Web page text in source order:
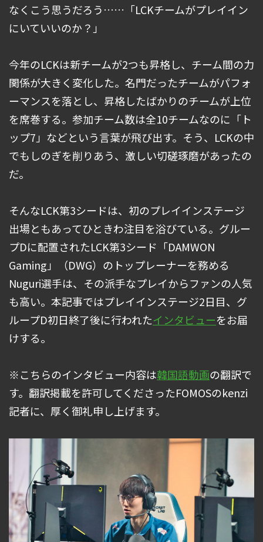
なくこう思うだろう……「LCKチームがプレイイン
にいていいのか？」
今年のLCKは新チームが2つも昇格し、チーム間の力
関係が大きく変化した。名門だったチームがパフォ
ーマンスを落とし、昇格したばかりのチームが上位
を席巻する。参加チーム数は全10チームなのに「ト
ップ7」などという言葉が飛び出す。そう、LCKの中
でもしのぎを削りあう、激しい切磋琢磨があったの
だ。
そんなLCK第3シードは、初のプレイインステージ
出場ともあってひときわ注目を浴びている。グルー
プDに配置されたLCK第3シード「DAMWON
Gaming」（DWG）のトップレーナーを務める
Nuguri選手は、その派手なプレイからファンの人気
も高い。本記事ではプレイインステージ2日目、グ
ループD初日終了後に行われたインタビューをお届
けする。
※こちらのインタビュー内容は韓国語動画の翻訳で
す。翻訳掲載を許可してくださったFOMOSのkenzi
記者に、厚く御礼申し上げます。